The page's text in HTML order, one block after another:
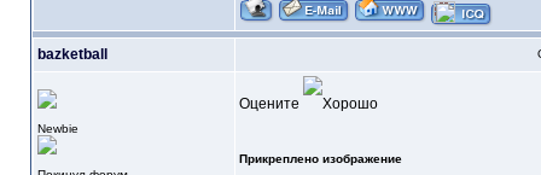
bazketball
Newbie
Оцените
Прикреплено изображение